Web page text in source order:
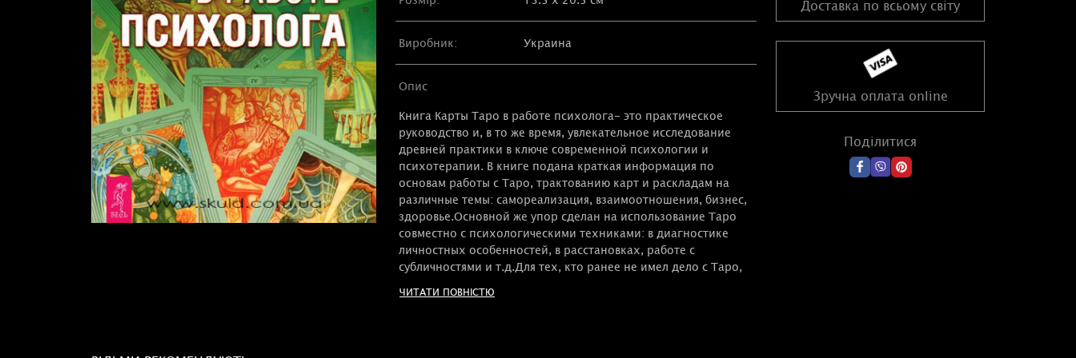
Виробник: Украина
Опис
Книга Карты Таро в работе психолога- это практическое
руководство и, в то же время, увлекательное исследование
древней практики в ключе современной психологии и
психотерапии. В книге подана краткая информация по
основам работы с Таро, трактованию карт и раскладам на
различные темы: самореализация, взаимоотношения, бизнес,
здоровье.Основной же упор сделан на использование Таро
совместно с психологическими техниками: в диагностике
личностных особенностей, в расстановках, работе с
субличностями и т.д.Для тех, кто ранее не имел дело с Таро,
обширной информацией по Таро и полезными советами для
ЧИТАТИ ПОВНІСТЮ
Доставка по всьому світу
Зручна оплата online
Поділитися